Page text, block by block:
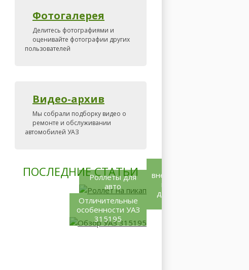
Фотогалерея
Делитесь фотографиями и
оценивайте фотографии других
пользователей
Видео-архив
Мы собрали подборку видео о
ремонте и обслуживании
автомобилей УАЗ
ПОСЛЕДНИЕ СТАТЬИ
Роллеты для
авто
внедорожник
купить –
дело не из
Отличительные
особенности УАЗ
315195